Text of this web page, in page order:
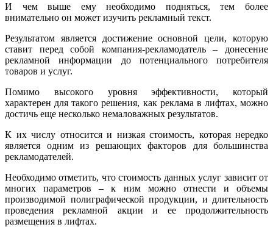
И чем выше ему необходимо подняться, тем более
внимательно он может изучить рекламный текст.
Результатом является достижение основной цели, которую
ставит перед собой компания-рекламодатель – донесение
рекламной информации до потенциального потребителя
товаров и услуг.
Помимо высокого уровня эффективности, который
характерен для такого решения, как реклама в лифтах, можно
достичь еще несколько немаловажных результатов.
К их числу относится и низкая стоимость, которая нередко
является одним из решающих факторов для большинства
рекламодателей.
Необходимо отметить, что стоимость данных услуг зависит от
многих параметров – к ним можно отнести и объемы
производимой полиграфической продукции, и длительность
проведения рекламной акции и ее продолжительность
размещения в лифтах.